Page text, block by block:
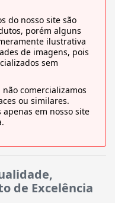
do nosso site são
porém alguns
ilustrativa
de imagens, pois
sem
comercializamos
ou similares.
em nosso site
de Excelência